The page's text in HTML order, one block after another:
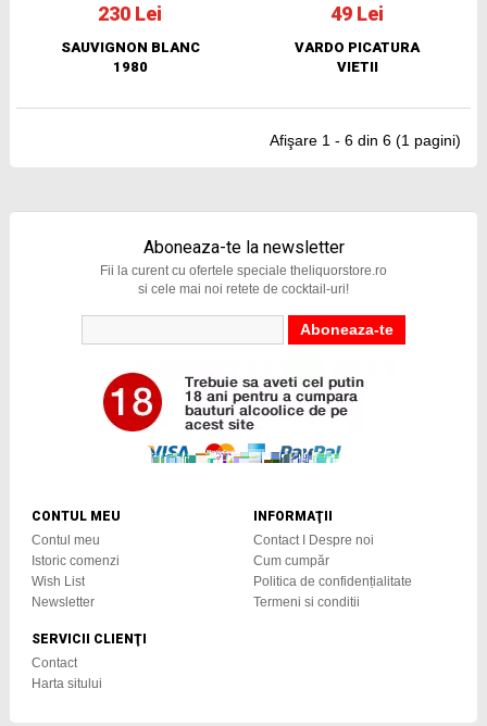
230 Lei
SAUVIGNON BLANC
1980
49 Lei
VARDO PICATURA
VIETII
Afişare 1 - 6 din 6 (1 pagini)
Aboneaza-te la newsletter
Fii la curent cu ofertele speciale theliquorstore.ro
si cele mai noi retete de cocktail-uri!
CONTUL MEU
Contul meu
Istoric comenzi
Wish List
Newsletter
SERVICII CLIENŢI
Contact
Harta sitului
INFORMAŢII
Contact I Despre noi
Cum cumpăr
Politica de confidențialitate
Termeni si conditii